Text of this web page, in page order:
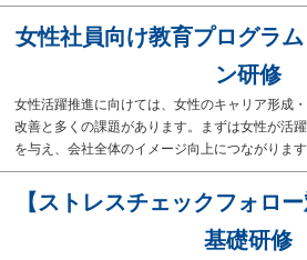
女性社員向け教育プログラ
ン研修
女性活躍推進に向けては、女性のキャリア形成
改善と多くの課題があります。まずは女性が活
を与え、会社全体のイメージ向上につながります
【ストレスチェックフォロ
基礎研修